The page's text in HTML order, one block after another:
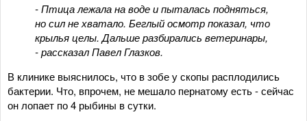
- Птица лежала на воде и пыталась подняться,
но сил не хватало. Беглый осмотр показал, что
крылья целы. Дальше разбирались ветеринары,
- рассказал Павел Глазков.
В клинике выяснилось, что в зобе у скопы расплодились
бактерии. Что, впрочем, не мешало пернатому есть - сейчас
он лопает по 4 рыбины в сутки.